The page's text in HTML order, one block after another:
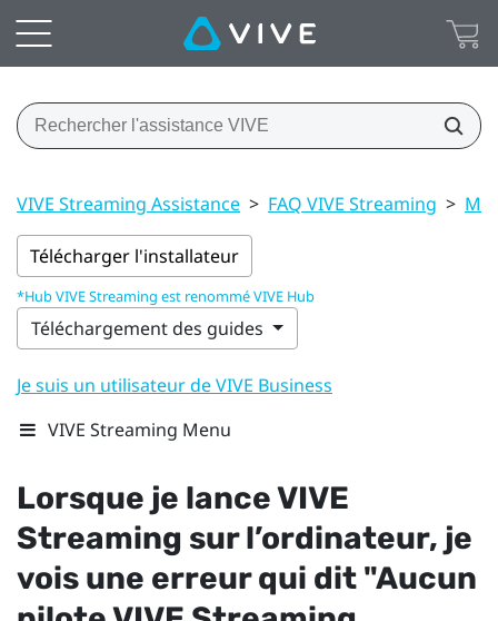
VIVE Streaming Assistance > FAQ VIVE Streaming >
Télécharger l'installateur
*Hub VIVE Streaming est renommé VIVE Hub
Téléchargement des guides
Je suis un utilisateur de VIVE Business
VIVE Streaming Menu
Lorsque je lanceVIVE
Streaming sur l’ordinateur, je
vois une erreur qui dit "‍Aucun